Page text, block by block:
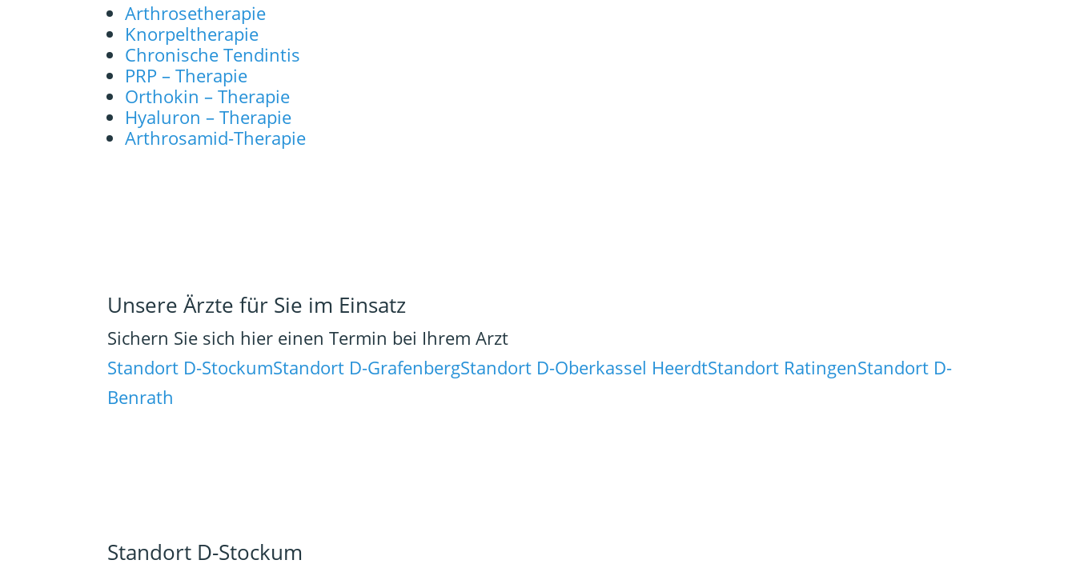
Arthrosetherapie
Knorpeltherapie
Chronische Tendintis
PRP – Therapie
Orthokin – Therapie
Hyaluron – Therapie
Arthrosamid-Therapie
Unsere Ärzte für Sie im Einsatz
Sichern Sie sich hier einen Termin bei Ihrem Arzt
Standort D-StockumStandort D-GrafenbergStandort D-Oberkassel HeerdtStandort RatingenStandort D-
Benrath
Standort D-Stockum